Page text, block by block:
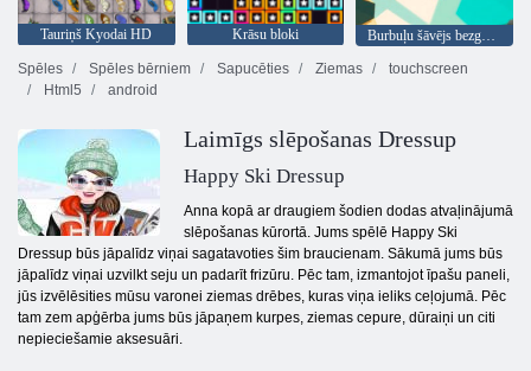
Tauriņš Kyodai HD Krāsu bloki
Burbuļu šāvējs bezgalīgs
Spēles
Spēles bērniem Sapucēties Ziemas
touchscreen
Html5
android
Laimīgs slēpošanas Dressup
Happy Ski Dressup
Anna kopā ar draugiem šodien dodas atvaļinājumā
slēpošanas kūrortā. Jums spēlē Happy Ski
Dressup būs jāpalīdz viņai sagatavoties šim braucienam. Sākumā jums būs
jāpalīdz viņai uzvilkt seju un padarīt frizūru. Pēc tam, izmantojot īpašu paneli,
jūs izvēlēsities mūsu varonei ziemas drēbes, kuras viņa ieliks ceļojumā. Pēc
tam zem apģērba jums būs jāpaņem kurpes, ziemas cepure, dūraiņi un citi
nepieciešamie aksesuāri.